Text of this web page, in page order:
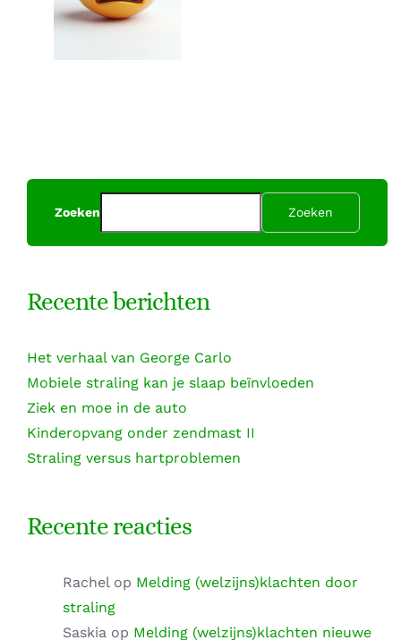
Carlo
Zoeken Zoeken
Recente berichten
Het verhaal van George Carlo
Mobiele straling kan je slaap beïnvloeden
Ziek en moe in de auto
Kinderopvang onder zendmast II
Straling versus hartproblemen
Recente reacties
Rachelop Melding (welzijns)klachten door
straling
Saskia op Melding (welzijns)klachten nieuwe